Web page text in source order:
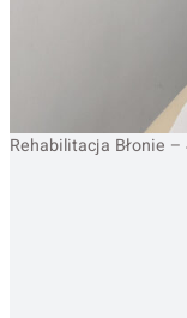
Rehabilitacja Błonie –